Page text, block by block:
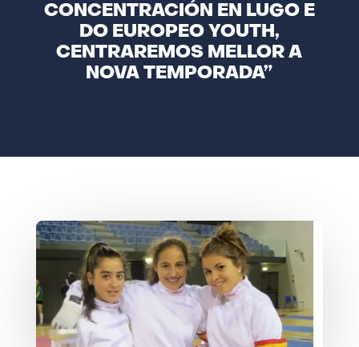
CONCENTRACIÓN EN LUGO E
DO EUROPEO YOUTH,
CENTRAREMOS MELLOR A
NOVA TEMPORADA”